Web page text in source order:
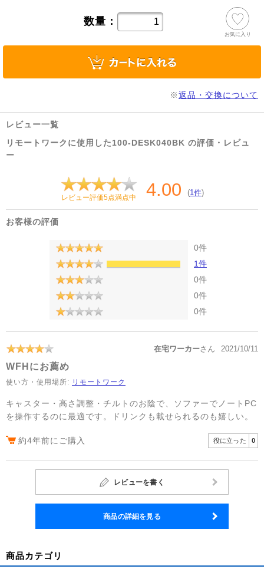
数量：
お気に入り
※返品・交換について
レビュー一覧
リモートワークに使用した100-DESK040BK の評価・レビュ
ー
レビュー評価5点満点中 4.00 (1件)
お客様の評価
0件
1件
0件
0件
0件
在宅ワーカーさん 2021/10/11
WFHにお薦め
使い方・使用場所: リモートワーク
キャスター・高さ調整・チルトのお陰で、ソファーでノートPC
を操作するのに最適です。ドリンクも載せられるのも嬉しい。
約4年前にご購入 役に立った 0
レビューを書く
商品の詳細を見る
商品カテゴリ